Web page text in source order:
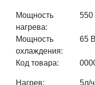
Мощность
нагрева:
550
Мощность
охлаждения:
65
Код товара:
Нагрев: 5л/